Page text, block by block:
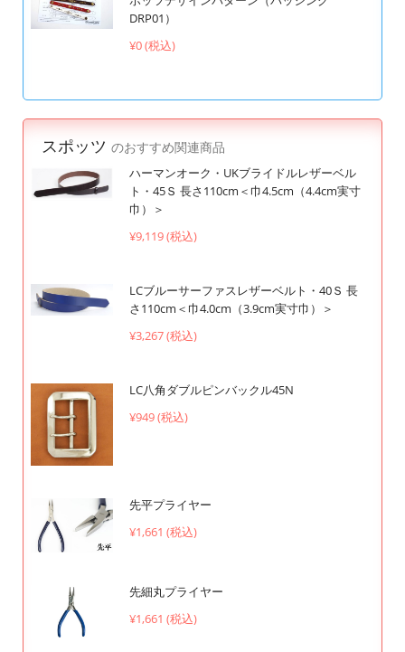
DRP01）
¥0 (税込)
スポッツ のおすすめ関連商品
ハーマンオーク・UKブライドルレザーベル
ト・45Ｓ 長さ110cm＜巾4.5cm（4.4cm実寸
巾）＞
¥9,119 (税込)
LCブルーサーファスレザーベルト・40Ｓ 長
さ110cm＜巾4.0cm（3.9cm実寸巾）＞
¥3,267 (税込)
LC八角ダブルピンバックル45N
¥949 (税込)
先平プライヤー
¥1,661 (税込)
先細丸プライヤー
¥1,661 (税込)